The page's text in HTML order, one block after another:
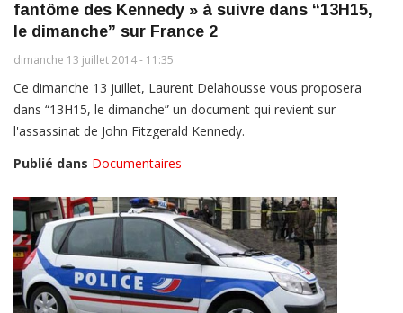
fantôme des Kennedy » à suivre dans “13H15,
le dimanche” sur France 2
dimanche 13 juillet 2014 - 11:35
Ce dimanche 13 juillet, Laurent Delahousse vous proposera
dans “13H15, le dimanche” un document qui revient sur
l'assassinat de John Fitzgerald Kennedy.
Publié dans Documentaires